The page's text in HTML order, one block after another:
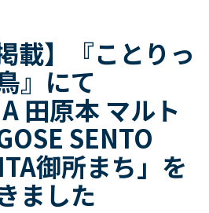
載】『ことりっ
』にて
田原本 マルト
SENTO
御所まち」を
ました